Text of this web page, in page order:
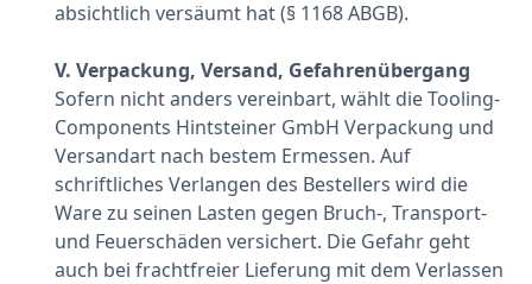
absichtlich versäumt hat (§ 1168 ABGB).
V. Verpackung, Versand, Gefahrenübergang
Sofern nicht anders vereinbart, wählt die Tooling-
Components Hintsteiner GmbH Verpackung und
Versandart nach bestem Ermessen. Auf
schriftliches Verlangen des Bestellers wird die
Ware zu seinen Lasten gegen Bruch-, Transport-
und Feuerschäden versichert. Die Gefahr geht
auch bei frachtfreier Lieferung mit dem Verlassen